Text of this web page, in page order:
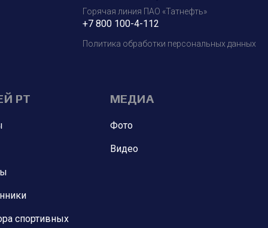
Горячая линия ПАО «Татнефть»
+7 800 100-4-112
Политика обработки персональных данных
РТ
спортивных
МЕДИА
Фото
Видео